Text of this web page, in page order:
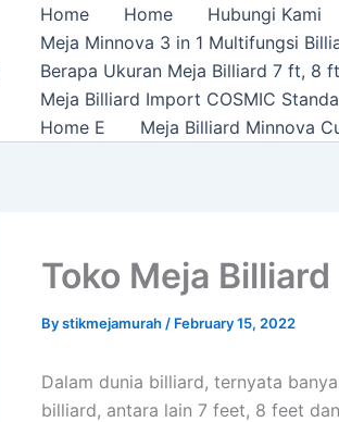
Home Home Hubungi Kami
Meja Minnova 3 in 1 Multifungsi
Berapa Ukuran Meja Billiard 7 ft, 8
Meja Billiard Import COSMIC
Home E
Meja Billiard Minnova
Toko Meja
Bystikmejamurah / February 15, 2022
Dalam dunia billiard, ternyata
billiard, antara lain 7 feet, 8 feet